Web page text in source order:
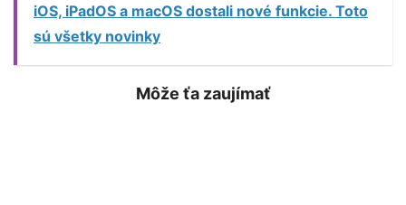
iOS, iPadOS a macOS dostali nové funkcie. Toto
sú všetky novinky
Môže ťa zaujímať